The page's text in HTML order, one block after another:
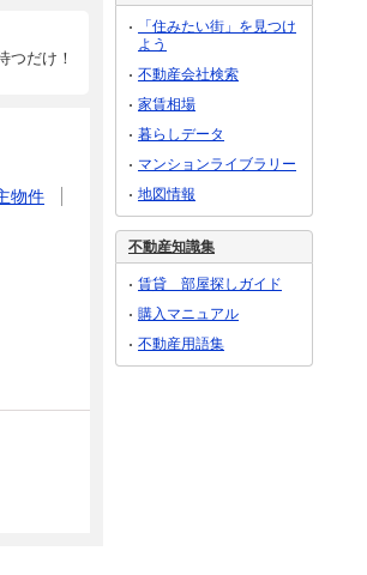
つだけ！
物件
「住みたい街」を見つけ
よう
不動産会社検索
家賃相場
暮らしデータ
マンションライブラリー
地図情報
不動産知識集
賃貸 部屋探しガイド
購入マニュアル
不動産用語集